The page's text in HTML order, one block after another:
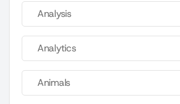
Analysis
Analytics
Animals